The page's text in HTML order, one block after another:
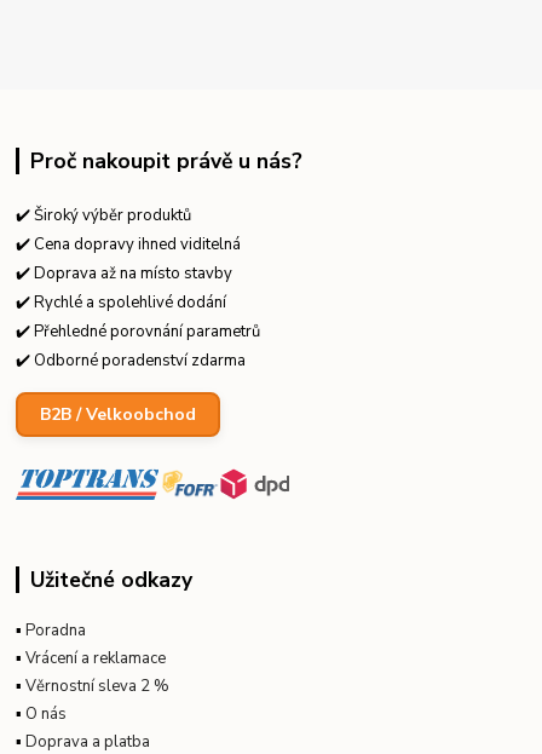
Proč nakoupit právě u nás?
✔️ Široký výběr produktů
✔️ Cena dopravy ihned viditelná
✔️ Doprava až na místo stavby
✔️ Rychlé a spolehlivé dodání
✔️ Přehledné porovnání parametrů
✔️ Odborné poradenství zdarma
B2B / Velkoobchod
Užitečné odkazy
▪Poradna
▪Vrácení a reklamace
▪Věrnostní sleva 2 %
▪ O nás
▪Doprava a platba